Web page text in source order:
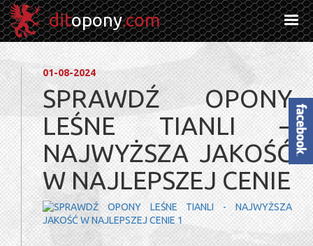
Facebook
ditopony.com
01-08-2024
SPRAWDŹ OPONY
LEŚNE TIANLI –
NAJWYŻSZA JAKOŚĆ
W NAJLEPSZEJ CENIE